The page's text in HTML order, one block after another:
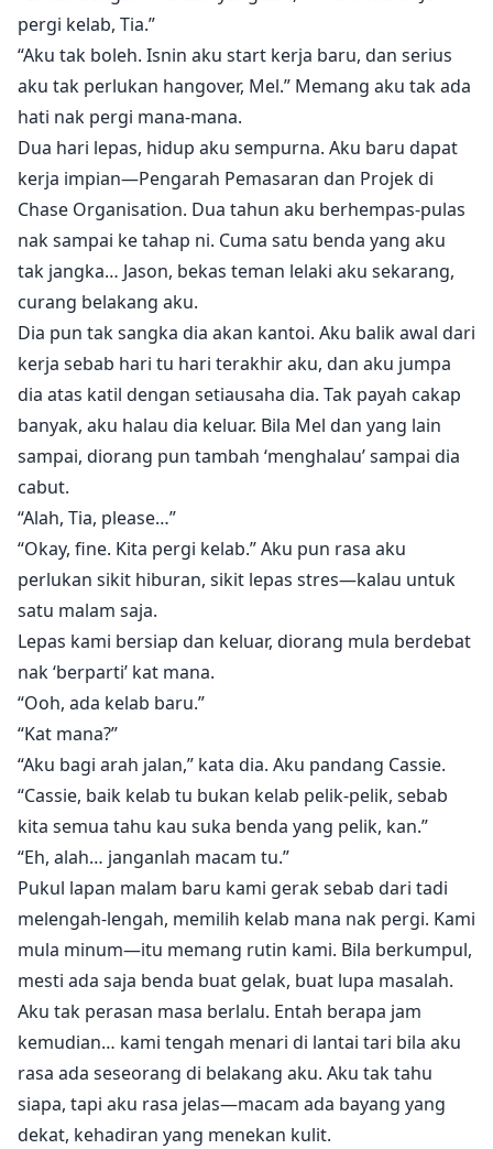
sahaja untuk memastikan dia tetap bersama Dominic.
Dia akan mencari orang yang menyakitinya dan
memastikan mereka membayar atas apa yang telah
mereka lakukan.
Sebuah kisah cinta pejabat yang membuat anda
terengah-engah. Dominic berusaha untuk membuat
Tia tunduk kepadanya, dan setelah semua yang Tia
lalui, hanya masa yang akan menentukan sama ada
dia akan tunduk atau tidak. Adakah mereka akan
mendapat kebahagiaan selamanya atau semuanya
akan musnah?
pergi kelab, Tia.”
“Aku tak boleh. Isnin aku start kerja baru, dan serius
aku tak perlukan hangover, Mel.” Memang aku tak ada
hati nak pergi mana-mana.
Dua hari lepas, hidup aku sempurna. Aku baru dapat
kerja impian—Pengarah Pemasaran dan Projek di
Chase Organisation. Dua tahun aku berhempas-pulas
nak sampai ke tahap ni. Cuma satu benda yang aku
tak jangka… Jason, bekas teman lelaki aku sekarang,
curang belakang aku.
Dia pun tak sangka dia akan kantoi. Aku balik awal dari
kerja sebab hari tu hari terakhir aku, dan aku jumpa
dia atas katil dengan setiausaha dia. Tak payah cakap
banyak, aku halau dia keluar. Bila Mel dan yang lain
sampai, diorang pun tambah ‘menghalau’ sampai dia
cabut.
“Alah, Tia, please…”
“Okay, fine. Kita pergi kelab.” Aku pun rasa aku
perlukan sikit hiburan, sikit lepas stres—kalau untuk
satu malam saja.
Lepas kami bersiap dan keluar, diorang mula berdebat
nak ‘berparti’ kat mana.
“Ooh, ada kelab baru.”
“Kat mana?”
“Aku bagi arah jalan,” kata dia. Aku pandang Cassie.
“Cassie, baik kelab tu bukan kelab pelik-pelik, sebab
kita semua tahu kau suka benda yang pelik, kan.”
“Eh, alah… janganlah macam tu.”
Pukul lapan malam baru kami gerak sebab dari tadi
melengah-lengah, memilih kelab mana nak pergi. Kami
mula minum—itu memang rutin kami. Bila berkumpul,
mesti ada saja benda buat gelak, buat lupa masalah.
Aku tak perasan masa berlalu. Entah berapa jam
kemudian… kami tengah menari di lantai tari bila aku
rasa ada seseorang di belakang aku. Aku tak tahu
siapa, tapi aku rasa jelas—macam ada bayang yang
dekat, kehadiran yang menekan kulit.